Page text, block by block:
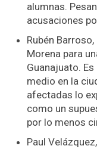
alumnas.
acusaciones
Rubén
Morena para
Guanajuato.
medio en la
afectadas lo
como un
por lo menos
Paul